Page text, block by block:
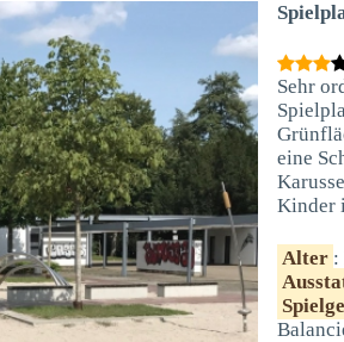
Sehr
eine
Kinder
Alter :